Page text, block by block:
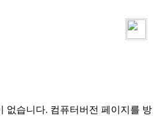
없습니다. 컴퓨터버전 페이지를 방